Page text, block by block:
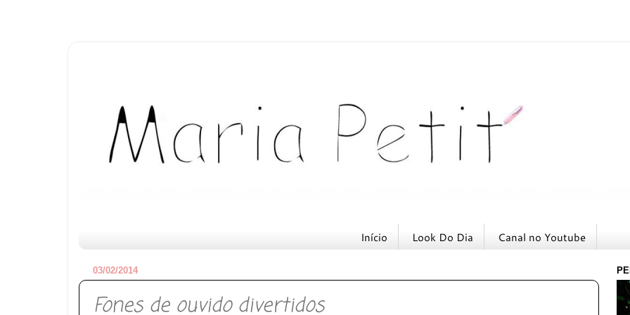
Início Look Do Dia Canal no Youtube
03/02/2014
Fones de ouvido divertidos